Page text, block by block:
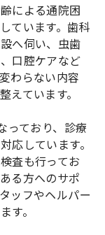
による通院困
ています。歯科
へ伺い、虫歯
口腔ケアなど
わらない内容
えています。
っており、診療
応しています。
査も行ってお
る方へのサポ
ッフやヘルパー
す。